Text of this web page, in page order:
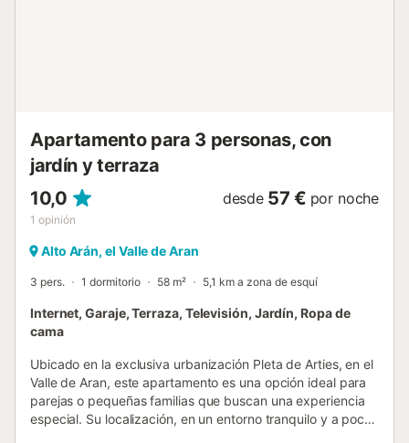
Apartamento para 3 personas, con
jardín y terraza
10,0
1 opinión
desde 57 € por noche
Alto Arán, el Valle de Aran
3 pers. 1 dormitorio 58 m² 5,1 km a zona de esquí
Internet, Garaje, Terraza, Televisión, Jardín, Ropa de
cama
Ubicado en la exclusiva urbanización Pleta de Arties, en el
Valle de Aran, este apartamento es una opción ideal para
parejas o pequeñas familias que buscan una experiencia
especial. Su localización, en un entorno tranquilo y a pocos